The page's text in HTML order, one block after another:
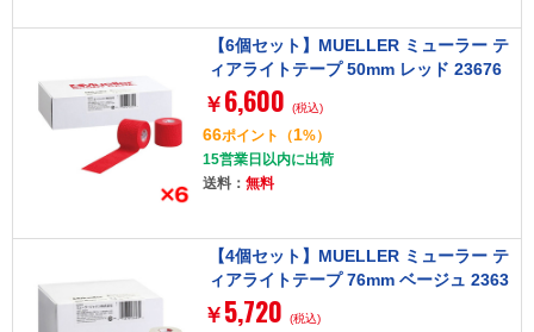
【6個セット】MUELLER ミューラー テ
ィアライトテープ 50mm レッド 23676
￥ 6,600 (税込)
66ポイント （1%）
15営業日以内に出荷
送料： 無料
【4個セット】MUELLER ミューラー テ
ィアライトテープ 76mm ベージュ 2363
3
￥ 5,720 (税込)